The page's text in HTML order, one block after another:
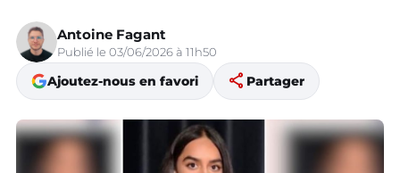
Antoine Fagant
Publié le 03/06/2026 à 11h50
Ajoutez-nous en favori share Partager